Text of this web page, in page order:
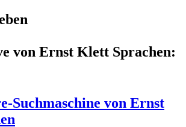
von Ernst Klett Sprachen:
Suchmaschine von Ernst